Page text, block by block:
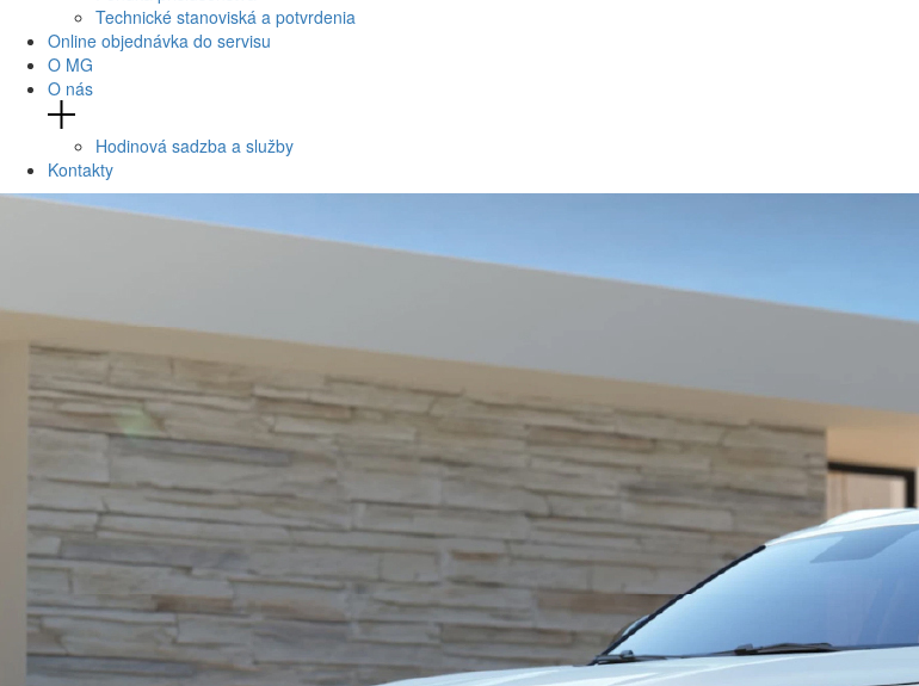
Technické stanoviská a potvrdenia
Online objednávka do servisu
O MG
O nás
Hodinová sadzba a služby
Kontakty